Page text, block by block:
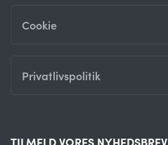
Cookie
Privatlivspolitik
TILMELD VORES NYHEDSBREV